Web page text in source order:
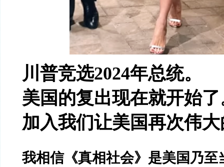
川普竞选2024年总统。
美国的复出现在就开始
加入我们让美国再次伟
我相信《真相社会》是美国乃至